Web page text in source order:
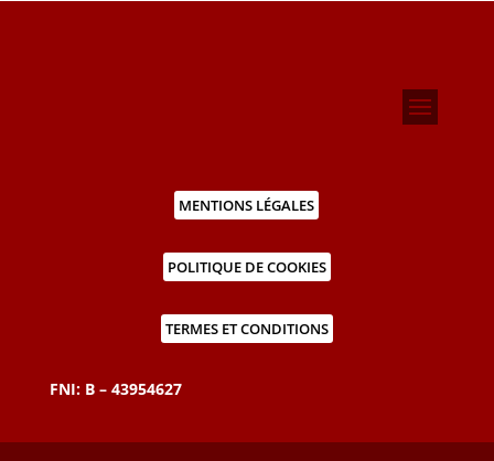
MENTIONS LÉGALES
POLITIQUE DE COOKIES
TERMES ET CONDITIONS
FNI: B – 43954627